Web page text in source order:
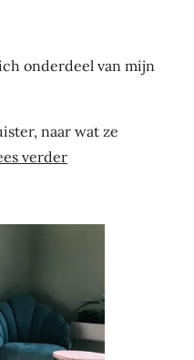
onderdeel van mijn
naar wat ze
verder